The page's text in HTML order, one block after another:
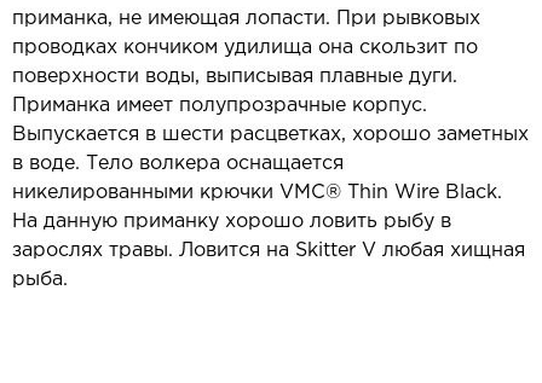
приманка, не имеющая лопасти. При рывковых
проводках кончиком удилища она скользит по
поверхности воды, выписывая плавные дуги.
Приманка имеет полупрозрачные корпус.
Выпускается в шести расцветках, хорошо заметных
в воде. Тело волкера оснащается
никелированными крючки VMC® Thin Wire Black.
На данную приманку хорошо ловить рыбу в
зарослях травы. Ловится на Skitter V любая хищная
рыба.